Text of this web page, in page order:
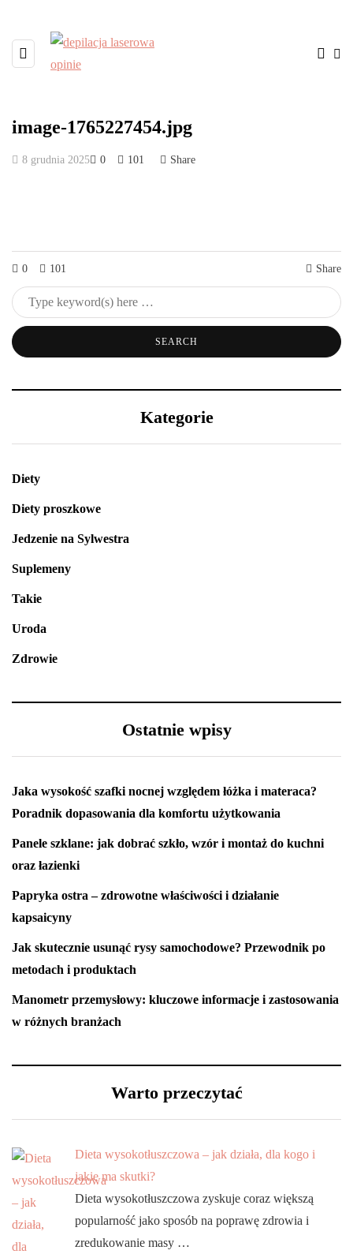
image-1765227454.jpg
8 grudnia 2025 0 101 Share
0 101 Share
Kategorie
Diety
Diety proszkowe
Jedzenie na Sylwestra
Suplemeny
Takie
Uroda
Zdrowie
Ostatnie wpisy
Jaka wysokość szafki nocnej względem łóżka i materaca?
Poradnik dopasowania dla komfortu użytkowania
Panele szklane: jak dobrać szkło, wzór i montaż do kuchni
oraz łazienki
Papryka ostra – zdrowotne właściwości i działanie
kapsaicyny
Jak skutecznie usunąć rysy samochodowe? Przewodnik po
metodach i produktach
Manometr przemysłowy: kluczowe informacje i zastosowania
w różnych branżach
Warto przeczytać
Dieta wysokotłuszczowa – jak działa, dla kogo i
jakie ma skutki?
Dieta wysokotłuszczowa zyskuje coraz większą
popularność jako sposób na poprawę zdrowia i
zredukowanie masy …